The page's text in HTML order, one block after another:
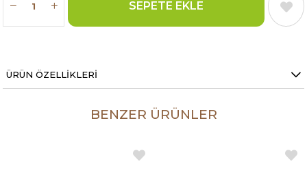
ÜRÜN ÖZELLIKLERI
BENZER ÜRÜNLER